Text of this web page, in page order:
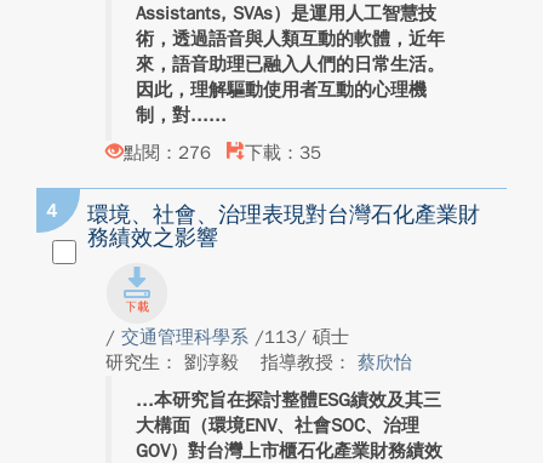
Assistants, SVAs）是運用人工智慧技
術，透過語音與人類互動的軟體，近年
來，語音助理已融入人們的日常生活。
因此，理解驅動使用者互動的心理機
制，對...
點閱：276
下載：35
4
環境、社會、治理表現對台灣石化產業財
務績效之影響
/ 交通管理科學系 /113/ 碩士
研究生： 劉淳毅
指導教授： 蔡欣怡
本研究旨在探討整體ESG績效及其三
大構面（環境ENV、社會SOC、治理
GOV）對台灣上市櫃石化產業財務績效